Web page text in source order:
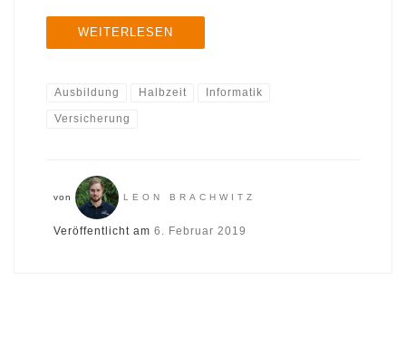
WEITERLESEN
Ausbildung Halbzeit Informatik
Versicherung
von LEON BRACHWITZ
Veröffentlicht am6. Februar 2019